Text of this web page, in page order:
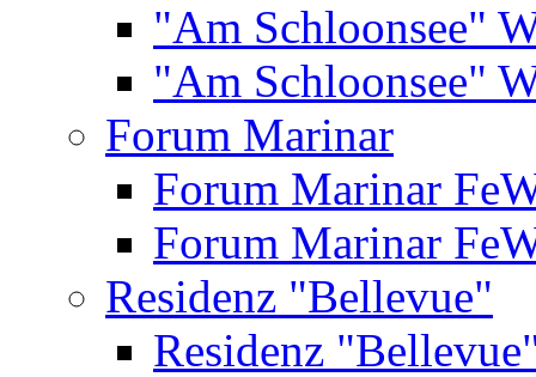
"Am Schloonsee"
"Am Schloonsee"
Forum Marinar
Forum Marinar
Forum Marinar
Residenz "Bellevue"
Residenz